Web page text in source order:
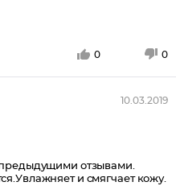
0 0
10.03.2019
предыдущими отзывами.
и смягчает кожу.